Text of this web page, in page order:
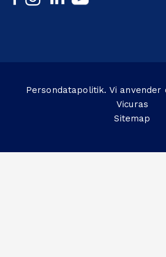
Persondatapolitik. Vi anvender
Vicuras
Sitemap